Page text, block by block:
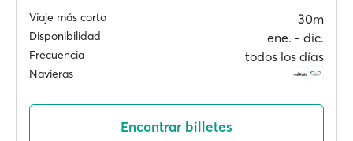
Viaje más corto 30m
Disponibilidad ene. ‐ dic.
Frecuencia todos los días
Navieras
Encontrar billetes